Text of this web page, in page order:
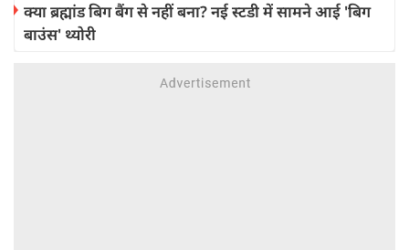
क्या ब्रह्मांड बिग बैंग से नहीं बना? नई स्टडी में सामने आई 'बिग
बाउंस' थ्योरी